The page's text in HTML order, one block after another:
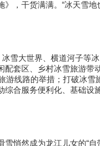
，干货满满。“冰天雪
雪大世界、横道河子
套区、乡村冰雪旅游
线路的举措；打破冰
合服务便利化、基础
悄然成为龙江儿女的“自